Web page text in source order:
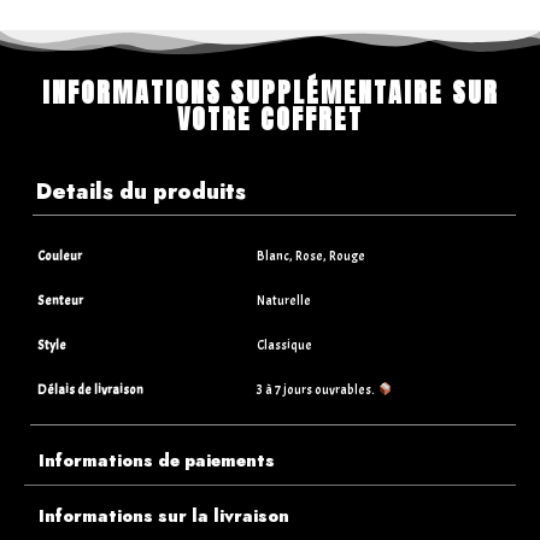
INFORMATIONS SUPPLÉMENTAIRE SUR
VOTRE COFFRET
Details du produits
Couleur Blanc, Rose, Rouge
Senteur Naturelle
Style Classique
Délais de livraison 3 à 7 jours ouvrables.
Informations de paiements
Informations sur la livraison